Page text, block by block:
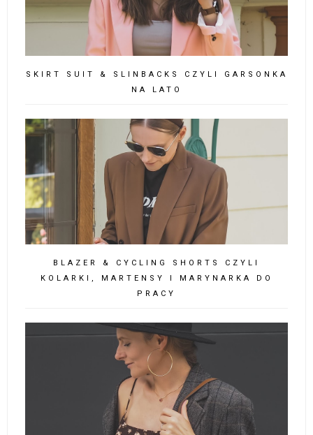
SKIRT SUIT & SLINBACKS CZYLI GARSONKA
NA LATO
BLAZER & CYCLING SHORTS CZYLI
KOLARKI, MARTENSY I MARYNARKA DO
PRACY